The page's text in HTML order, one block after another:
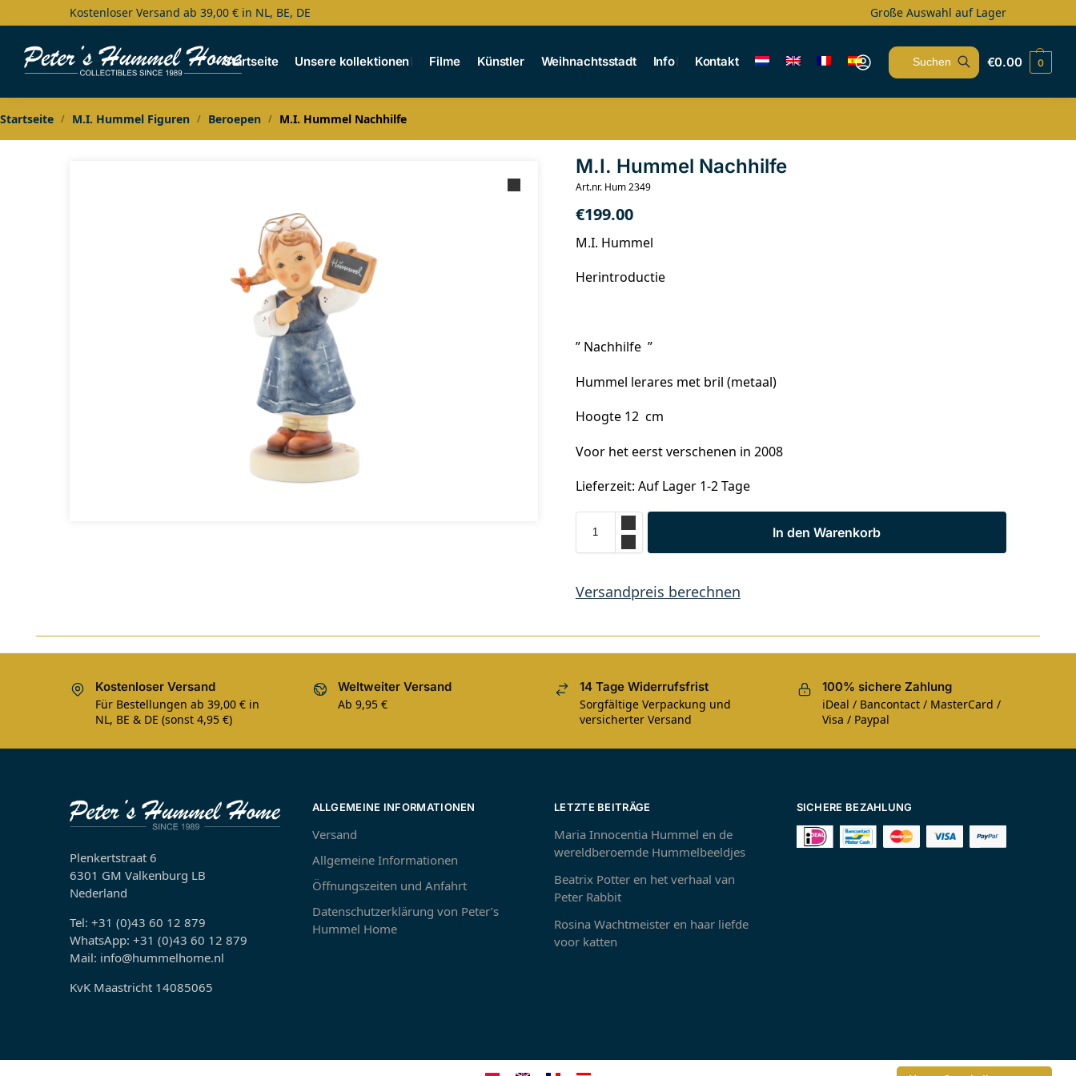
Kostenloser Versand ab 39,00 € in NL, BE, DE Große Auswahl auf Lager
Startseite Unsere kollektionen Filme Künstler Weihnachtsstadt Info Kontakt
Search
€0.00 0
Startseite / M.I. Hummel Figuren / Beroepen / M.I. Hummel Nachhilfe
M.I. Hummel Nachhilfe
Art.nr. Hum 2349
€199.00
M.I. Hummel
Herintroductie
” Nachhilfe ”
Hummel lerares met bril (metaal)
Hoogte 12 cm
Voor het eerst verschenen in 2008
Lieferzeit: Auf Lager 1-2 Tage
In den Warenkorb
Versandpreis berechnen
Kostenloser Versand
Für Bestellungen ab 39,00 € in
NL, BE & DE (sonst 4,95 €)
Weltweiter Versand
Ab 9,95 €
14 Tage Widerrufsfrist
Sorgfältige Verpackung und
versicherter Versand
100% sichere Zahlung
iDeal / Bancontact / MasterCard /
Visa / Paypal
Plenkertstraat 6
6301 GM Valkenburg LB
Nederland
Tel: +31 (0)43 60 12 879
WhatsApp: +31 (0)43 60 12 879
Mail: info@hummelhome.nl
KvK Maastricht 14085065
ALLGEMEINE INFORMATIONEN
Versand
Allgemeine Informationen
Öffnungszeiten und Anfahrt
Datenschutzerklärung von Peter’s
Hummel Home
LETZTE BEITRÄGE
Maria Innocentia Hummel en de
wereldberoemde Hummelbeeldjes
Beatrix Potter en het verhaal van
Peter Rabbit
Rosina Wachtmeister en haar liefde
voor katten
SICHERE BEZAHLUNG